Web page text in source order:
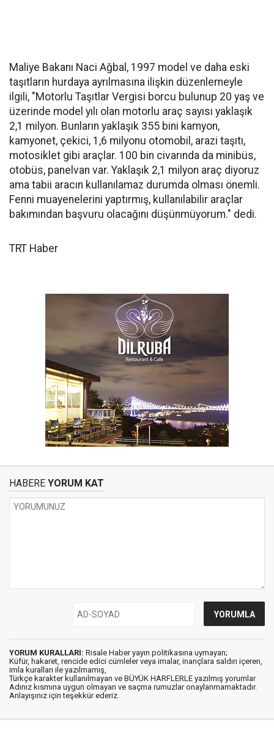
Maliye Bakanı Naci Ağbal, 1997 model ve daha eski
taşıtların hurdaya ayrılmasına ilişkin düzenlemeyle
ilgili, "Motorlu Taşıtlar Vergisi borcu bulunup 20 yaş ve
üzerinde model yılı olan motorlu araç sayısı yaklaşık
2,1 milyon. Bunların yaklaşık 355 bini kamyon,
kamyonet, çekici, 1,6 milyonu otomobil, arazi taşıtı,
motosiklet gibi araçlar. 100 bin civarında da minibüs,
otobüs, panelvan var. Yaklaşık 2,1 milyon araç diyoruz
ama tabii aracın kullanılamaz durumda olması önemli.
Fenni muayenelerini yaptırmış, kullanılabilir araçlar
bakımından başvuru olacağını düşünmüyorum." dedi.
TRT Haber
HABERE YORUM KAT
YORUM KURALLARI: Risale Haber yayın politikasına uymayan;
Küfür, hakaret, rencide edici cümleler veya imalar, inançlara saldırı içeren,
imla kuralları ile yazılmamış,
Türkçe karakter kullanılmayan ve BÜYÜK HARFLERLE yazılmış yorumlar
Adınız kısmına uygun olmayan ve saçma rumuzlar onaylanmamaktadır.
Anlayışınız için teşekkür ederiz.